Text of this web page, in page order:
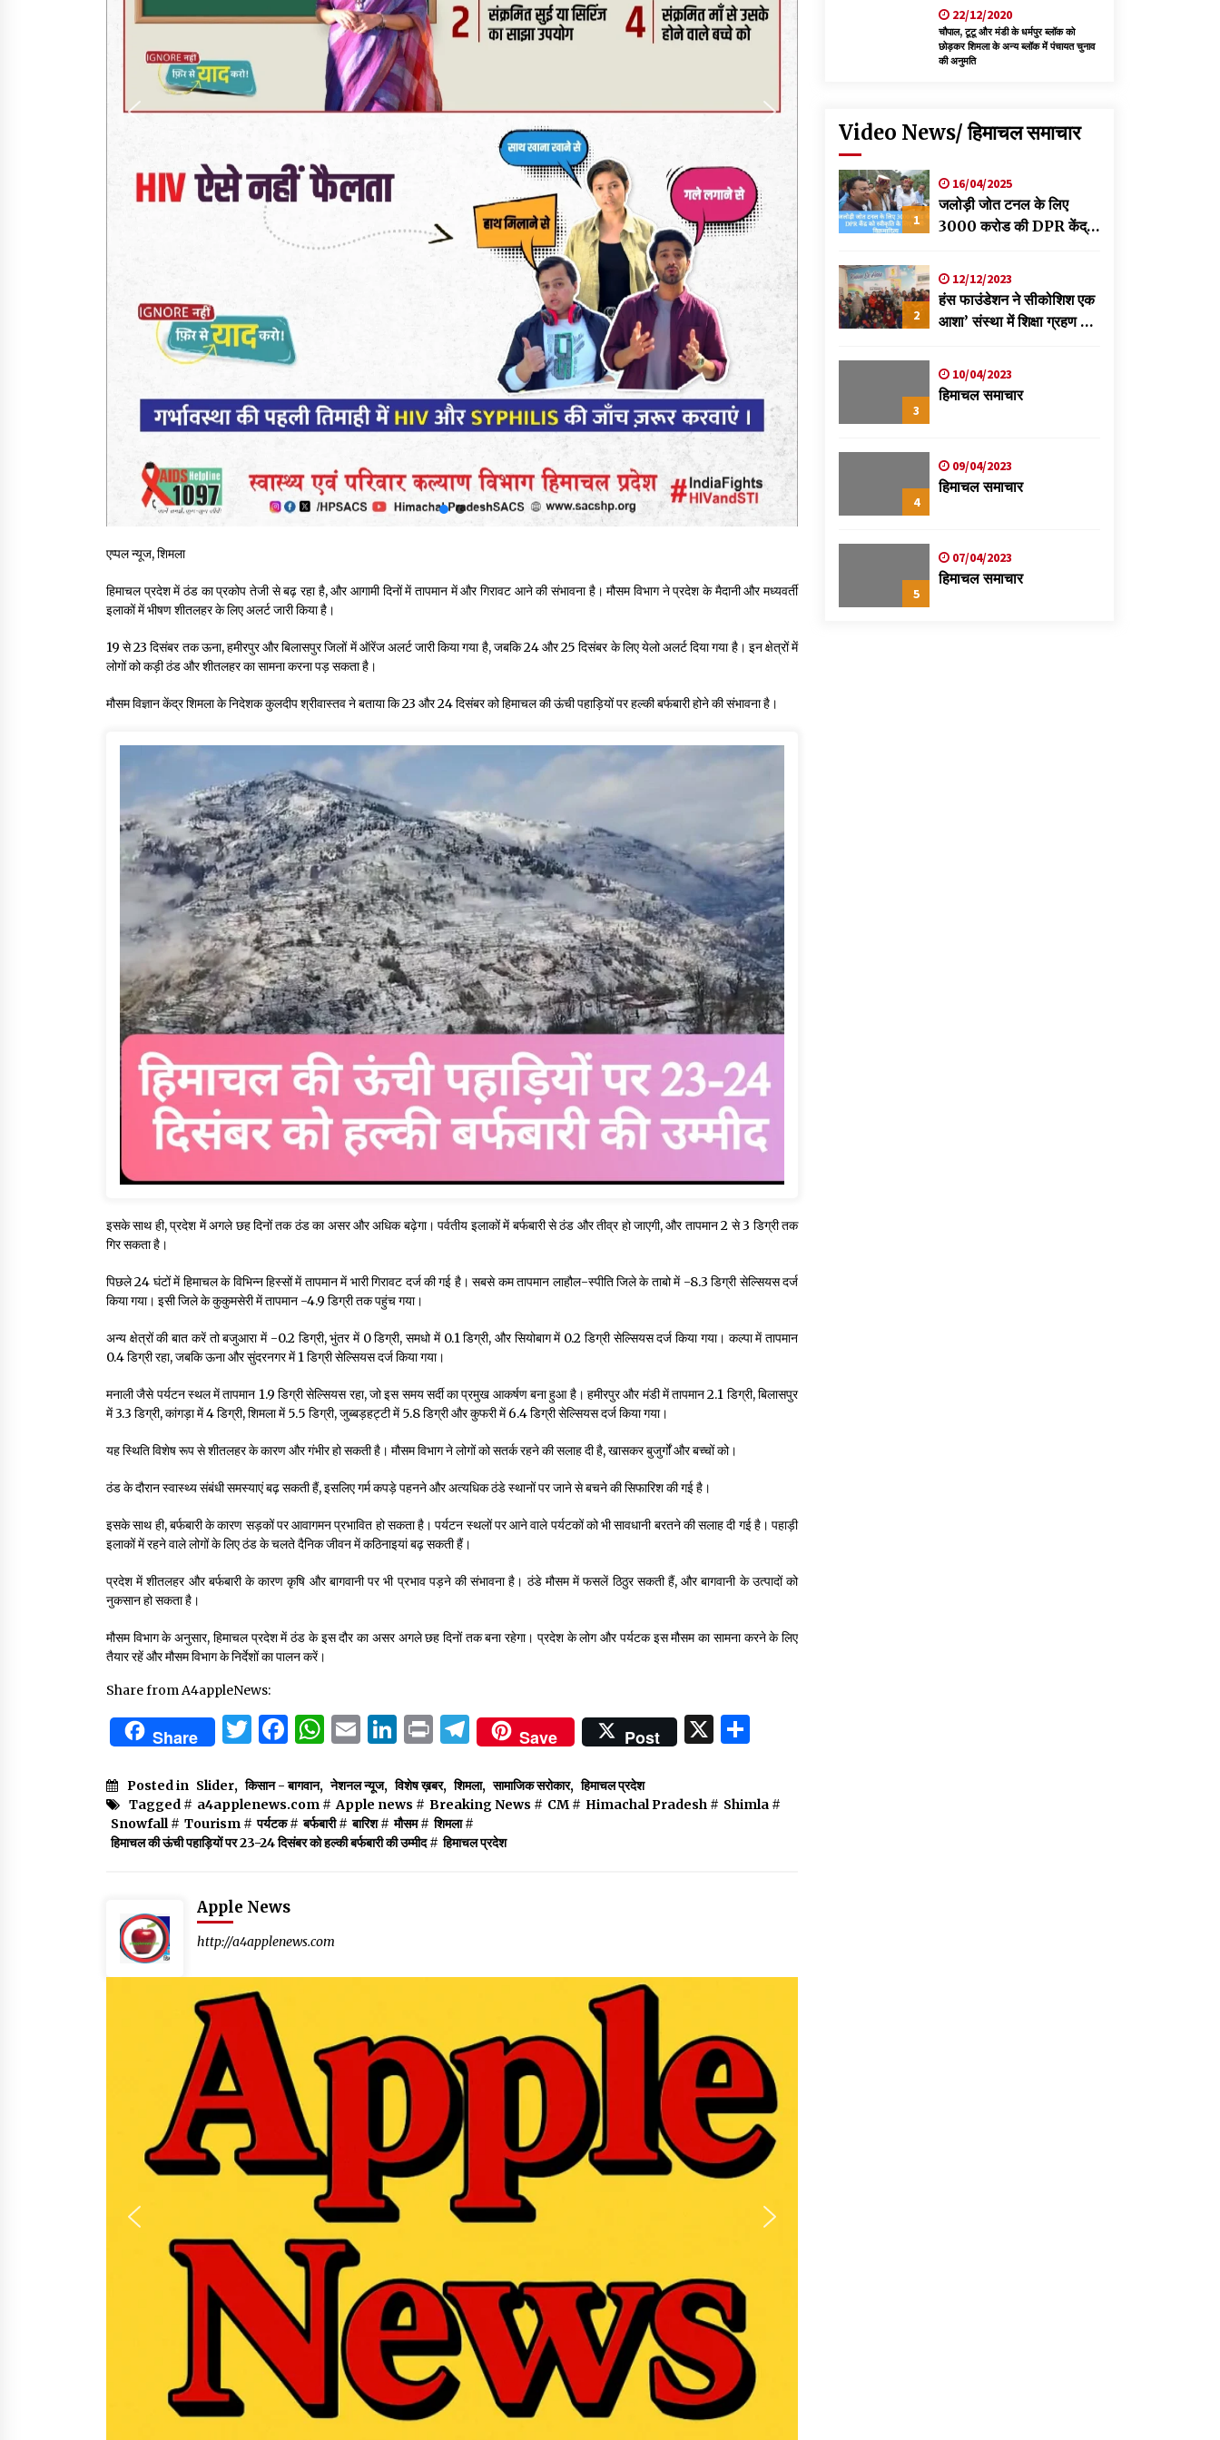
एप्पल न्यूज, शिमला
हिमाचल प्रदेश में ठंड का प्रकोप तेजी से बढ़ रहा है, और आगामी दिनों में तापमान में और गिरावट आने की संभावना है। मौसम विभाग ने प्रदेश के मैदानी और मध्यवर्ती
इलाकों में भीषण शीतलहर के लिए अलर्ट जारी किया है।
19 से 23 दिसंबर तक ऊना, हमीरपुर और बिलासपुर जिलों में ऑरेंज अलर्ट जारी किया गया है, जबकि 24 और 25 दिसंबर के लिए येलो अलर्ट दिया गया है। इन क्षेत्रों में
लोगों को कड़ी ठंड और शीतलहर का सामना करना पड़ सकता है।
मौसम विज्ञान केंद्र शिमला के निदेशक कुलदीप श्रीवास्तव ने बताया कि 23 और 24 दिसंबर को हिमाचल की ऊंची पहाड़ियों पर हल्की बर्फबारी होने की संभावना है।
इसके साथ ही, प्रदेश में अगले छह दिनों तक ठंड का असर और अधिक बढ़ेगा। पर्वतीय इलाकों में बर्फबारी से ठंड और तीव्र हो जाएगी, और तापमान 2 से 3 डिग्री तक
गिर सकता है।
पिछले 24 घंटों में हिमाचल के विभिन्न हिस्सों में तापमान में भारी गिरावट दर्ज की गई है। सबसे कम तापमान लाहौल-स्पीति जिले के ताबो में -8.3 डिग्री सेल्सियस दर्ज
किया गया। इसी जिले के कुकुमसेरी में तापमान -4.9 डिग्री तक पहुंच गया।
अन्य क्षेत्रों की बात करें तो बजुआरा में -0.2 डिग्री, भुंतर में 0 डिग्री, समधो में 0.1 डिग्री, और सियोबाग में 0.2 डिग्री सेल्सियस दर्ज किया गया। कल्पा में तापमान
0.4 डिग्री रहा, जबकि ऊना और सुंदरनगर में 1 डिग्री सेल्सियस दर्ज किया गया।
मनाली जैसे पर्यटन स्थल में तापमान 1.9 डिग्री सेल्सियस रहा, जो इस समय सर्दी का प्रमुख आकर्षण बना हुआ है। हमीरपुर और मंडी में तापमान 2.1 डिग्री, बिलासपुर
में 3.3 डिग्री, कांगड़ा में 4 डिग्री, शिमला में 5.5 डिग्री, जुब्बड़हट्टी में 5.8 डिग्री और कुफरी में 6.4 डिग्री सेल्सियस दर्ज किया गया।
यह स्थिति विशेष रूप से शीतलहर के कारण और गंभीर हो सकती है। मौसम विभाग ने लोगों को सतर्क रहने की सलाह दी है, खासकर बुजुर्गों और बच्चों को।
ठंड के दौरान स्वास्थ्य संबंधी समस्याएं बढ़ सकती हैं, इसलिए गर्म कपड़े पहनने और अत्यधिक ठंडे स्थानों पर जाने से बचने की सिफारिश की गई है।
इसके साथ ही, बर्फबारी के कारण सड़कों पर आवागमन प्रभावित हो सकता है। पर्यटन स्थलों पर आने वाले पर्यटकों को भी सावधानी बरतने की सलाह दी गई है। पहाड़ी
इलाकों में रहने वाले लोगों के लिए ठंड के चलते दैनिक जीवन में कठिनाइयां बढ़ सकती हैं।
प्रदेश में शीतलहर और बर्फबारी के कारण कृषि और बागवानी पर भी प्रभाव पड़ने की संभावना है। ठंडे मौसम में फसलें ठिठुर सकती हैं, और बागवानी के उत्पादों को
नुकसान हो सकता है।
मौसम विभाग के अनुसार, हिमाचल प्रदेश में ठंड के इस दौर का असर अगले छह दिनों तक बना रहेगा। प्रदेश के लोग और पर्यटक इस मौसम का सामना करने के लिए
तैयार रहें और मौसम विभाग के निर्देशों का पालन करें।
Share from A4appleNews:
Share Twitter
Facebook
WhatsApp
EmailLinkedIn
PrintTelegram
Save Post X
Posted in Slider, किसान - बागवान, नेशनल न्यूज, विशेष ख़बर, शिमला, सामाजिक सरोकार, हिमाचल प्रदेश
Tagged # a4applenews.com # Apple news # Breaking News # CM# Himachal Pradesh # Shimla #
Snowfall# Tourism # पर्यटक# बर्फबारी# बारिश# मौसम# शिमला#
हिमाचल की ऊंची पहाड़ियों पर 23-24 दिसंबर को हल्की बर्फबारी की उम्मीद# हिमाचल प्रदेश
Apple News
http://a4applenews.com
22/12/2020
चौपाल, टूटू और मंडी के धर्मपुर ब्लॉक को
छोड़कर शिमला के अन्य ब्लॉक में पंचायत चुनाव
की अनुमति
Video News/ हिमाचल समाचार
1
16/04/2025
जलोड़ी जोत टनल के लिए
3000 करोड की DPR केंद्र
विक्रमादित्य
2
12/12/2023
हंस फाउंडेशन ने सीकोशिश एक
आशा’ संस्था में शिक्षा ग्रहण कर
स्वास्थ्य शिविर
3
10/04/2023
हिमाचल समाचार
4
09/04/2023
हिमाचल समाचार
5
07/04/2023
हिमाचल समाचार